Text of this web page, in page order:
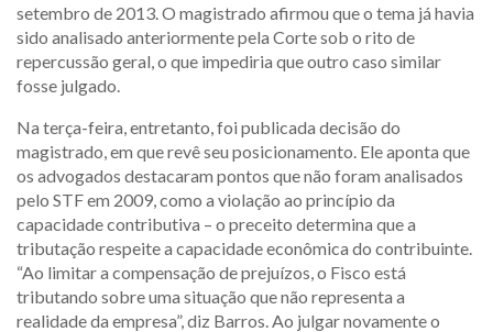
setembro de 2013. O magistrado afirmou que o tema já havia
sido analisado anteriormente pela Corte sob o rito de
repercussão geral, o que impediria que outro caso similar
fosse julgado.
Na terça-feira, entretanto, foi publicada decisão do
magistrado, em que revê seu posicionamento. Ele aponta que
os advogados destacaram pontos que não foram analisados
pelo STF em 2009, como a violação ao princípio da
capacidade contributiva – o preceito determina que a
tributação respeite a capacidade econômica do contribuinte.
“Ao limitar a compensação de prejuízos, o Fisco está
tributando sobre uma situação que não representa a
realidade da empresa”, diz Barros. Ao julgar novamente o